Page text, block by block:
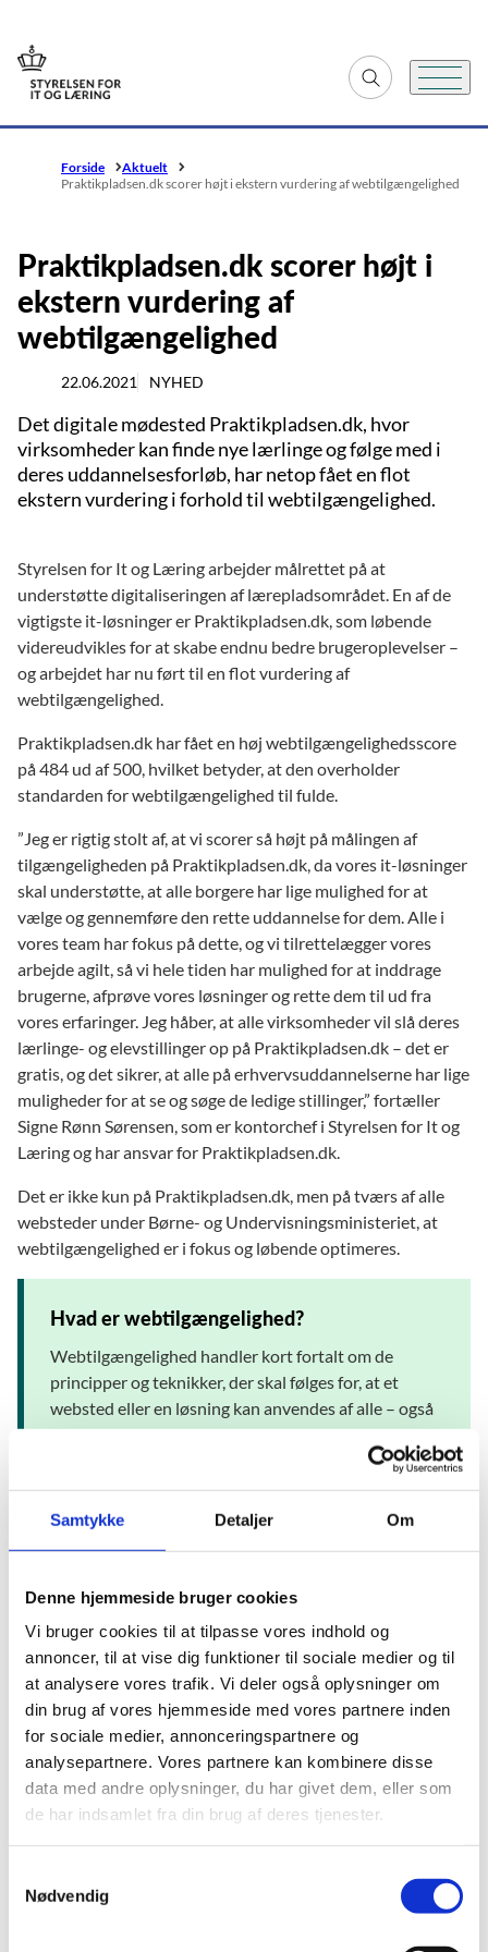
Samtykke Detaljer Om
Denne hjemmeside bruger cookies
Vi bruger cookies til at tilpasse vores indhold og
annoncer, til at vise dig funktioner til sociale medier og til
at analysere vores trafik. Vi deler også oplysninger om
din brug af vores hjemmeside med vores partnere inden
for sociale medier, annonceringspartnere og
analysepartnere. Vores partnere kan kombinere disse
data med andre oplysninger, du har givet dem, eller som
de har indsamlet fra din brug af deres tjenester.
Nødvendig
Gå til forsiden Fold søgefelt ud
Menu
Forside
Aktuelt
Praktikpladsen.dk scorer højt i ekstern vurdering af webtilgængelighed
Praktikpladsen.dk scorer højt i
ekstern vurdering af
webtilgængelighed
22.06.2021 NYHED
Det digitale mødested Praktikpladsen.dk, hvor
virksomheder kan finde nye lærlinge og følge med i
deres uddannelsesforløb, har netop fået en flot
ekstern vurdering i forhold til webtilgængelighed.
Styrelsen for It og Læring arbejder målrettet på at
understøtte digitaliseringen af lærepladsområdet. En af de
vigtigste it-løsninger er Praktikpladsen.dk, som løbende
videreudvikles for at skabe endnu bedre brugeroplevelser –
og arbejdet har nu ført til en flot vurdering af
webtilgængelighed.
Praktikpladsen.dk har fået en høj webtilgængelighedsscore
på 484 ud af 500, hvilket betyder, at den overholder
standarden for webtilgængelighed til fulde.
”Jeg er rigtig stolt af, at vi scorer så højt på målingen af
tilgængeligheden på Praktikpladsen.dk, da vores it-løsninger
skal understøtte, at alle borgere har lige mulighed for at
vælge og gennemføre den rette uddannelse for dem. Alle i
vores team har fokus på dette, og vi tilrettelægger vores
arbejde agilt, så vi hele tiden har mulighed for at inddrage
brugerne, afprøve vores løsninger og rette dem til ud fra
vores erfaringer. Jeg håber, at alle virksomheder vil slå deres
lærlinge- og elevstillinger op på Praktikpladsen.dk – det er
gratis, og det sikrer, at alle på erhvervsuddannelserne har lige
muligheder for at se og søge de ledige stillinger,” fortæller
Signe Rønn Sørensen, som er kontorchef i Styrelsen for It og
Læring og har ansvar for Praktikpladsen.dk.
Det er ikke kun på Praktikpladsen.dk, men på tværs af alle
websteder under Børne- og Undervisningsministeriet, at
webtilgængelighed er i fokus og løbende optimeres.
Hvad er webtilgængelighed?
Webtilgængelighed handler kort fortalt om de
principper og teknikker, der skal følges for, at et
websted eller en løsning kan anvendes af alle – også
personer, som har udfordringer med eksempelvis
markeret rigtigt, så brugere med en skærmlæser kan
få indholdet på en side læst op, samt at indholdet er
skriftstørrelser og tydelig kontrast mellem farver.
Det er Digitaliseringsstyrelsen, der står bag den
konkrete webtilgængelighedsvurdering. Du kan læse
mere om webtilgængelighed på
Digitaliseringsstyrelsens hjemmeside: Om
tilgængelig web i det offentlige (digst.dk)
Seneste nye tiltag på Praktikpladsen.dk
Praktikpladsen.dk er et digitalt mødested for elever på
erhvervsskoler og virksomheder, der søger lærlinge.